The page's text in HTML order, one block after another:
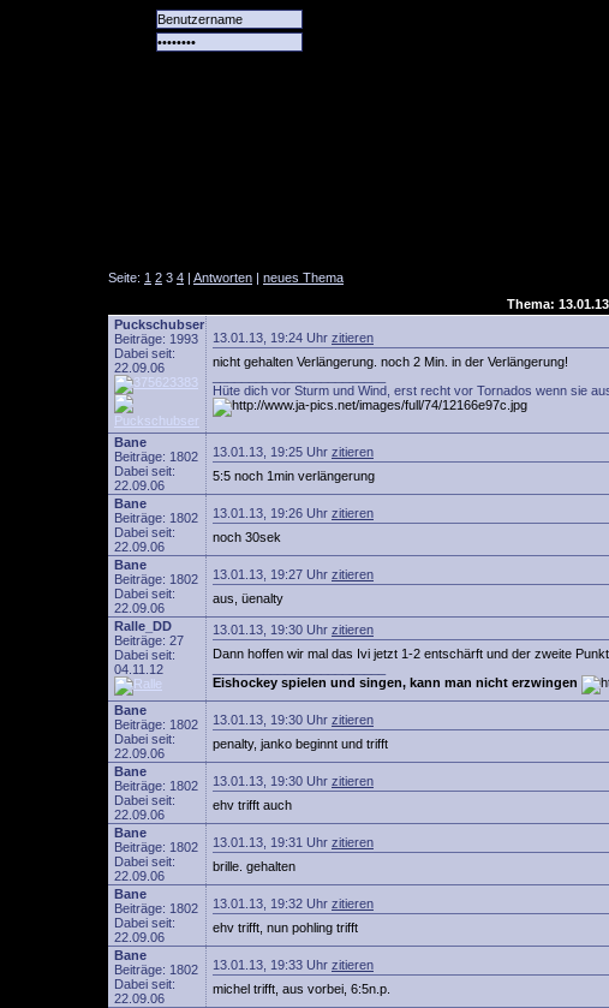
Seite: 1 2 3 4 | Antworten | neues Thema
Thema:
Puckschubser
Beiträge: 1993
Dabei seit:
22.09.06
13.01.13, 19:24 Uhr zitieren
nicht gehalten Verlängerung. noch 2 Min. in der Verlängerung!
Hüte dich vor Sturm und Wind, erst recht vor Tornados wenn sie
Bane
Beiträge: 1802
Dabei seit:
22.09.06
13.01.13, 19:25 Uhr zitieren
5:5 noch 1min verlängerung
Bane
Beiträge: 1802
Dabei seit:
22.09.06
13.01.13, 19:26 Uhr zitieren
noch 30sek
Bane
Beiträge: 1802
Dabei seit:
22.09.06
13.01.13, 19:27 Uhr zitieren
aus, üenalty
Ralle_DD
Beiträge: 27
Dabei seit:
04.11.12
13.01.13, 19:30 Uhr zitieren
Dann hoffen wir mal das Ivi jetzt 1-2 entschärft und der zweite
Eishockey spielen und singen, kann man nicht erzwingen
Bane
Beiträge: 1802
Dabei seit:
22.09.06
13.01.13, 19:30 Uhr zitieren
penalty, janko beginnt und trifft
Bane
Beiträge: 1802
Dabei seit:
22.09.06
13.01.13, 19:30 Uhr zitieren
ehv trifft auch
Bane
Beiträge: 1802
Dabei seit:
22.09.06
13.01.13, 19:31 Uhr zitieren
brille. gehalten
Bane
Beiträge: 1802
Dabei seit:
22.09.06
13.01.13, 19:32 Uhr zitieren
ehv trifft, nun pohling trifft
Bane
Beiträge: 1802
Dabei seit:
22.09.06
13.01.13, 19:33 Uhr zitieren
michel trifft, aus vorbei, 6:5n.p.